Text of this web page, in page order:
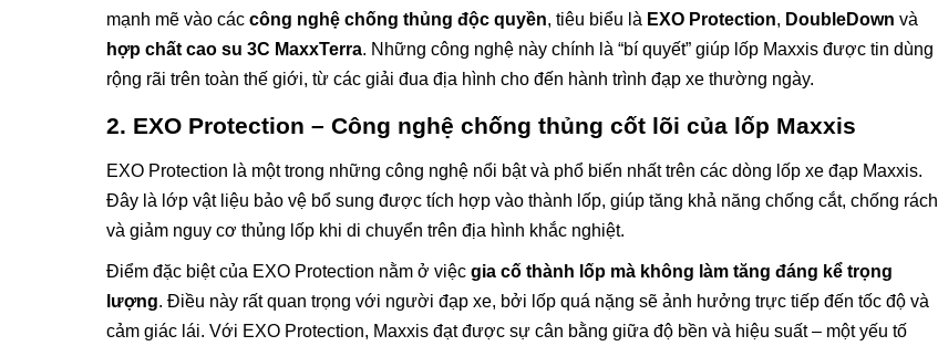
mạnh mẽ vào các công nghệ chống thủng độc quyền, tiêu biểu là EXO Protection, DoubleDown và
hợp chất cao su 3C MaxxTerra. Những công nghệ này chính là “bí quyết” giúp lốp Maxxis được tin dùng
rộng rãi trên toàn thế giới, từ các giải đua địa hình cho đến hành trình đạp xe thường ngày.
2. EXO Protection – Công nghệ chống thủng cốt lõi của lốp Maxxis
EXO Protection là một trong những công nghệ nổi bật và phổ biến nhất trên các dòng lốp xe đạp Maxxis.
Đây là lớp vật liệu bảo vệ bổ sung được tích hợp vào thành lốp, giúp tăng khả năng chống cắt, chống rách
và giảm nguy cơ thủng lốp khi di chuyển trên địa hình khắc nghiệt.
Điểm đặc biệt của EXO Protection nằm ở việc gia cố thành lốp mà không làm tăng đáng kể trọng
lượng. Điều này rất quan trọng với người đạp xe, bởi lốp quá nặng sẽ ảnh hưởng trực tiếp đến tốc độ và
cảm giác lái. Với EXO Protection, Maxxis đạt được sự cân bằng giữa độ bền và hiệu suất – một yếu tố